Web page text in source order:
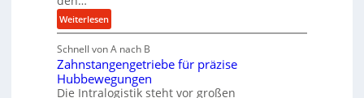
a
u
k
i
e
b
g
e
K
e
i
g
e
r
t
Weiterlesen:
M
e
h
r
A
Schnell von A nach B
Zahnstangengetriebe für präzise
Hubbewegungen
Die Intralogistik steht vor großen